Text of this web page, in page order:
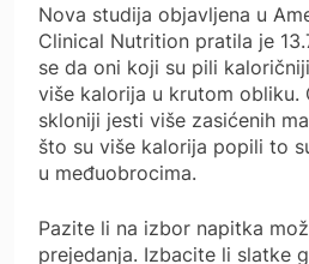
Nova studija objavljena u
Clinical Nutrition pratila je
se da oni koji su pili
više kalorija u krutom obliku.
skloniji jesti više zasićenih
što su više kalorija popili to
u međuobrocima.
Pazite li na izbor napitka
prejedanja. Izbacite li slatke